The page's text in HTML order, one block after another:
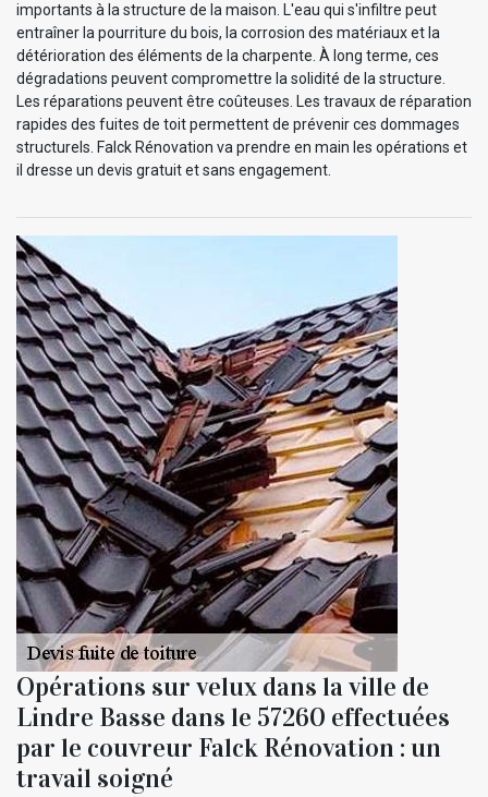
importants à la structure de la maison. L'eau qui s'infiltre peut
entraîner la pourriture du bois, la corrosion des matériaux et la
détérioration des éléments de la charpente. À long terme, ces
dégradations peuvent compromettre la solidité de la structure.
Les réparations peuvent être coûteuses. Les travaux de réparation
rapides des fuites de toit permettent de prévenir ces dommages
structurels. Falck Rénovation va prendre en main les opérations et
il dresse un devis gratuit et sans engagement.
Opérations sur velux dans la ville de
Lindre Basse dans le 57260 effectuées
par le couvreur Falck Rénovation : un
travail soigné